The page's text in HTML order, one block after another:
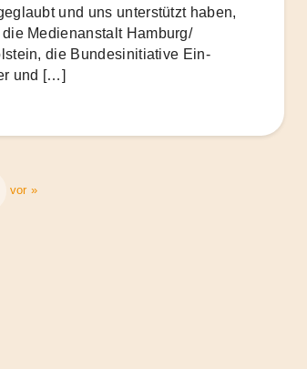
und uns unterstützt haben,
Medienanstalt Hamburg/
die Bundesinitiative Ein-
und […]
vor »